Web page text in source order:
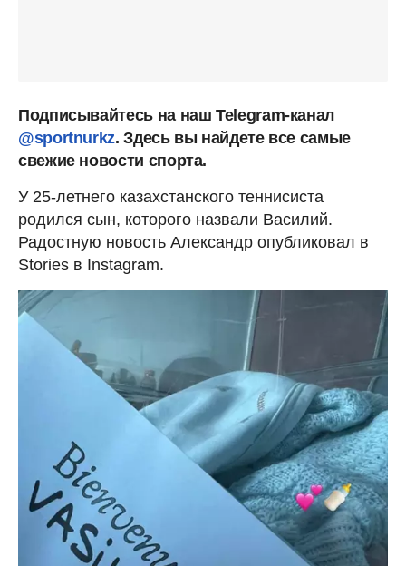
Подписывайтесь на наш Telegram-канал
@sportnurkz. Здесь вы найдете все самые
свежие новости спорта.
У 25-летнего казахстанского теннисиста
родился сын, которого назвали Василий.
Радостную новость Александр опубликовал в
Stories в Instagram.